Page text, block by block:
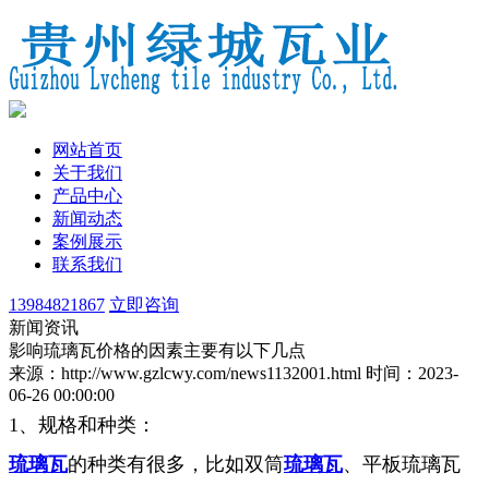
网站首页
关于我们
产品中心
新闻动态
案例展示
联系我们
13984821867 立即咨询
新闻资讯
影响琉璃瓦价格的因素主要有以下几点
来源：http://www.gzlcwy.com/news1132001.html 时间：2023-
06-26 00:00:00
1、规格和种类：
琉璃瓦的种类有很多，比如双筒琉璃瓦、平板琉璃瓦